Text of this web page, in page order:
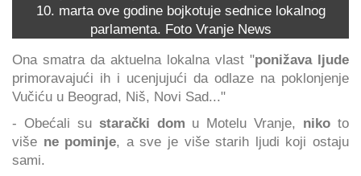
10. marta ove godine bojkotuje sednice lokalnog
parlamenta. Foto Vranje News
Ona smatra da aktuelna lokalna vlast "ponižava ljude
primoravajući ih i ucenjujući da odlaze na poklonjenje
Vučiću u Beograd, Niš, Novi Sad..."
- Obećali su starački dom u Motelu Vranje, niko to
više ne pominje, a sve je više starih ljudi koji ostaju
sami.